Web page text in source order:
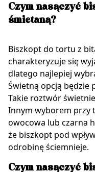
Czym nasączyć
śmietaną?
Biszkopt do tortu z
charakteryzuje się
dlatego najlepiej
Świetną opcją będzie
Takie roztwór
Innym wyborem przy
owocowa lub czarna
że biszkopt pod
odrobinę ściemnieje.
Czym nasączyć